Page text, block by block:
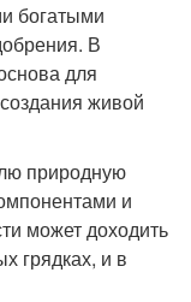
богатыми
В
для
живой
природную
и
может доходить
грядках, и в